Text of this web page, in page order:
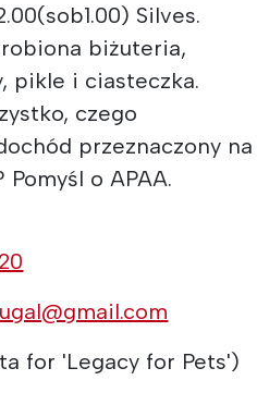
Silves.
robiona biżuteria,
pikle i ciasteczka.
czego
przeznaczony na
o APAA.
for 'Legacy for Pets')